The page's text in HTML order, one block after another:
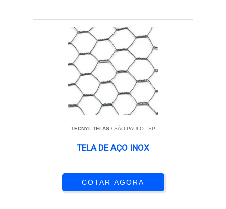
TECNYL TELAS/ SÃO PAULO - SP
TELA DE AÇO INOX
COTAR AGORA